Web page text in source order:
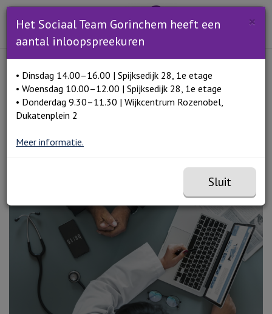
Open en sluit het
Menu Open
Lees voor
Home Zorgverzekering
Zorgverzekering
×
Het Sociaal Team Gorinchem heeft een
aantal inloopspreekuren
• Dinsdag 14.00–16.00 | Spijksedijk 28, 1e etage
• Woensdag 10.00–12.00 | Spijksedijk 28, 1e etage
• Donderdag 9.30–11.30 | Wijkcentrum Rozenobel,
Dukatenplein 2
Meer informatie.
Sluit